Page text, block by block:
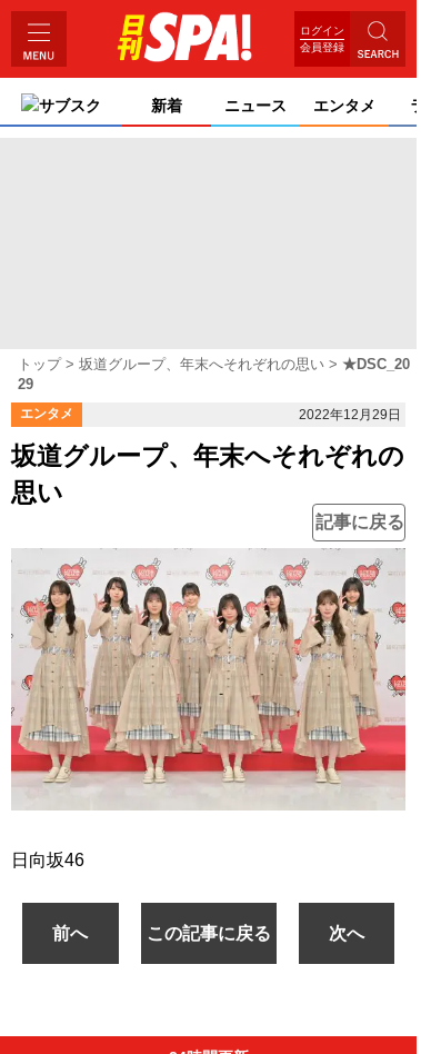
ログイン
会員登録
サブスク 新着 ニュース エンタメ
トップ 坂道グループ、年末へそれぞれの思い
★DSC_20
29
エンタメ 2022年12月29日
坂道グループ、年末へそれぞれの
思い
記事に戻る
日向坂46
前へ この記事に戻る 次へ